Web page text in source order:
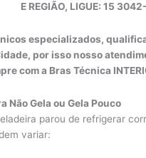
E REGIÃO, LIGUE: 15
especializados,
por isso nosso
com a Bras Técnica
Não Gela ou Gela Pouco
parou de refrigerar
variar: